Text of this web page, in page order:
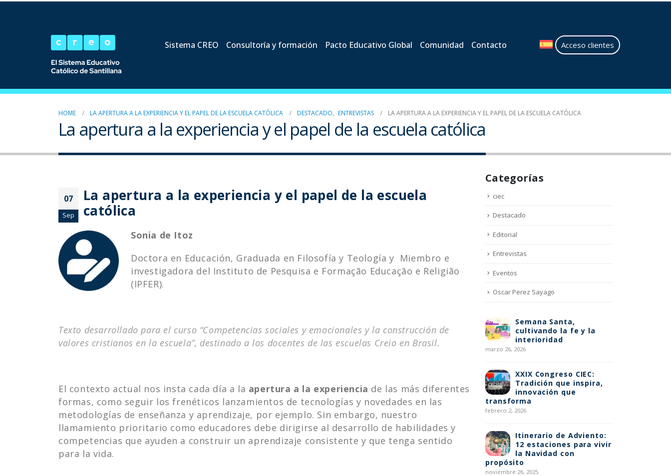
Sistema CREO Consultoría y formación Pacto Educativo Global Comunidad Contacto Acceso clientes
HOME LA APERTURA A LA EXPERIENCIA Y EL PAPEL DE LA ESCUELA CATÓLICA DESTACADO, ENTREVISTAS LA APERTURA A LA EXPERIENCIA Y EL PAPEL DE LA ESCUELA CATÓLICA
La apertura a la experiencia y el papel de la escuela católica
07
Sep
La apertura a la experiencia y el papel de la escuela
católica
Sonia de Itoz
Doctora en Educación, Graduada en Filosofía y Teología y Miembro e
investigadora del Instituto de Pesquisa e Formação Educação e Religião
(IPFER).
Texto desarrollado para el curso “Competencias sociales y emocionales y la construcción de
valores cristianos en la escuela”, destinado a los docentes de las escuelas Creio en Brasil.
El contexto actual nos insta cada día a la apertura a la experiencia de las más diferentes
formas, como seguir los frenéticos lanzamientos de tecnologías y novedades en las
metodologías de enseñanza y aprendizaje, por ejemplo. Sin embargo, nuestro
llamamiento prioritario como educadores debe dirigirse al desarrollo de habilidades y
competencias que ayuden a construir un aprendizaje consistente y que tenga sentido
para la vida.
Categorías
ciec
Destacado
Editorial
Entrevistas
Eventos
Oscar Perez Sayago
Semana Santa,
cultivando la fe y la
interioridad
marzo 26, 2026
XXIX Congreso CIEC:
Tradición que inspira,
innovación que
transforma
febrero 2, 2026
Itinerario de Adviento:
12 estaciones para vivir
la Navidad con
propósito
noviembre 26, 2025